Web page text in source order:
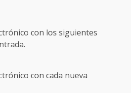
con los siguientes
con cada nueva